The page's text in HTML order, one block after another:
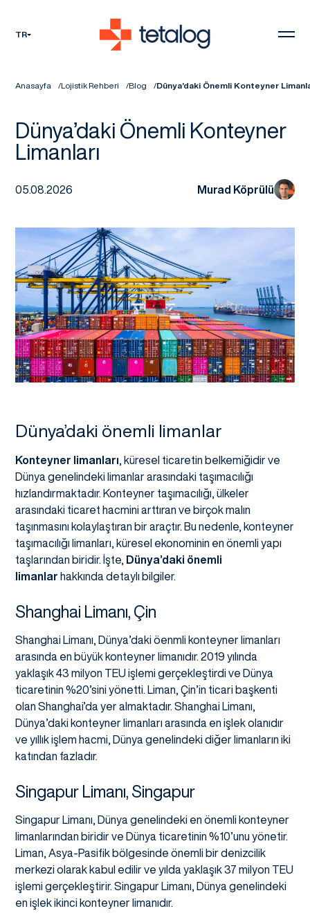
TR
Anasayfa Lojistik Rehberi Blog Dünya’daki Önemli Konteyner
Dünya’daki Önemli Konteyner
Limanları
05.08.2026 Murad Köprülü
Dünya’daki önemli limanlar
Konteyner limanları , küresel ticaretin belkemiğidir ve
Dünya genelindeki limanlar arasındaki taşımacılığı
hızlandırmaktadır. Konteyner taşımacılığı, ülkeler
arasındaki ticaret hacmini arttıran ve birçok malın
taşınmasını kolaylaştıran bir araçtır. Bu nedenle, konteyner
taşımacılığı limanları, küresel ekonominin en önemli yapı
taşlarından biridir. İşte,
Dünya’daki önemli
limanlar hakkında detaylı bilgiler.
Shanghai Limanı, Çin
Shanghai Limanı, Dünya’daki öenmli konteyner limanları
arasında en büyük konteyner limanıdır. 2019 yılında
yaklaşık 43 milyon TEU işlemi gerçekleştirdi ve Dünya
ticaretinin %20’sini yönetti. Liman, Çin’in ticari başkenti
olan Shanghai’da yer almaktadır. Shanghai Limanı,
Dünya’daki konteyner limanları arasında en işlek olanıdır
ve yıllık işlem hacmi, Dünya genelindeki diğer limanların iki
katından fazladır.
Singapur Limanı, Singapur
Singapur Limanı, Dünya genelindeki en önemli konteyner
limanlarından biridir ve Dünya ticaretinin %10’unu yönetir.
Liman, Asya-Pasifik bölgesinde önemli bir denizcilik
merkezi olarak kabul edilir ve yılda yaklaşık 37 milyon TEU
işlemi gerçekleştirir. Singapur Limanı, Dünya genelindeki
en işlek ikinci konteyner limanıdır.